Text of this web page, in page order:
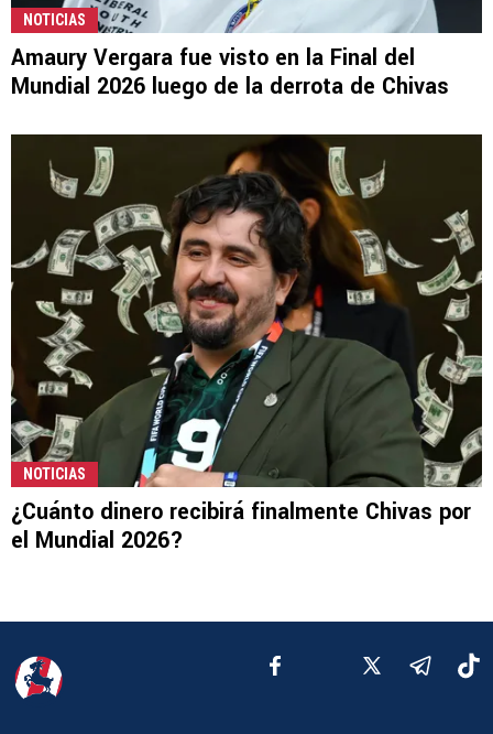
NOTICIAS
Amaury Vergara fue visto en la Final del
Mundial 2026 luego de la derrota de Chivas
NOTICIAS
¿Cuánto dinero recibirá finalmente Chivas por
el Mundial 2026?